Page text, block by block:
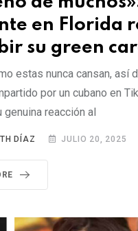
en Florida
su green
estas nunca cansan, así
por un cubano en
genuina reacción al
DÍAZ JULIO 20, 2025